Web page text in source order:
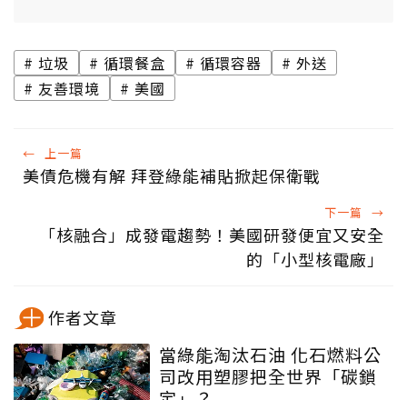
垃圾 循環餐盒 循環容器
外送
友善環境
美國
← 上一篇
美債危機有解 拜登綠能補貼掀起保衛戰
下一篇 →
「核融合」成發電趨勢！美國研發便宜又安全
的「小型核電廠」
作者文章
當綠能淘汰石油 化石燃料公
司改用塑膠把全世界「碳鎖